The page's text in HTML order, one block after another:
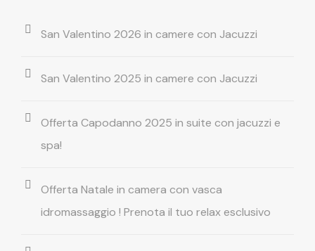
San Valentino 2026 in camere con Jacuzzi
San Valentino 2025 in camere con Jacuzzi
Offerta Capodanno 2025 in suite con jacuzzi e
spa!
Offerta Natale in camera con vasca
idromassaggio ! Prenota il tuo relax esclusivo